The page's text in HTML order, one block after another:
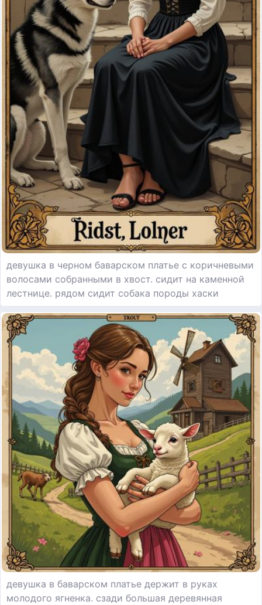
девушка в черном баварском платье с коричневыми
волосами собранными в хвост. сидит на каменной
лестнице. рядом сидит собака породы хаски
девушка в баварском платье держит в руках
молодого ягненка. сзади большая деревянная